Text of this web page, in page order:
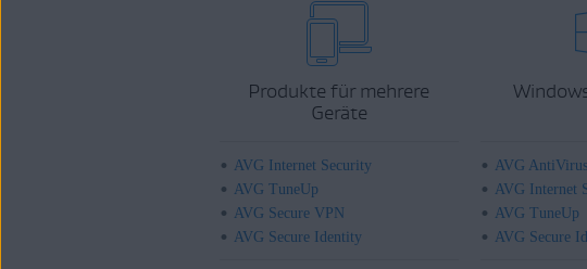
Produkte für mehrere
Geräte
AVG Internet Security
AVG TuneUp
AVG Secure VPN
AVG Secure Identity
AVG
AVG Internet
AVG TuneUp
AVG Secure